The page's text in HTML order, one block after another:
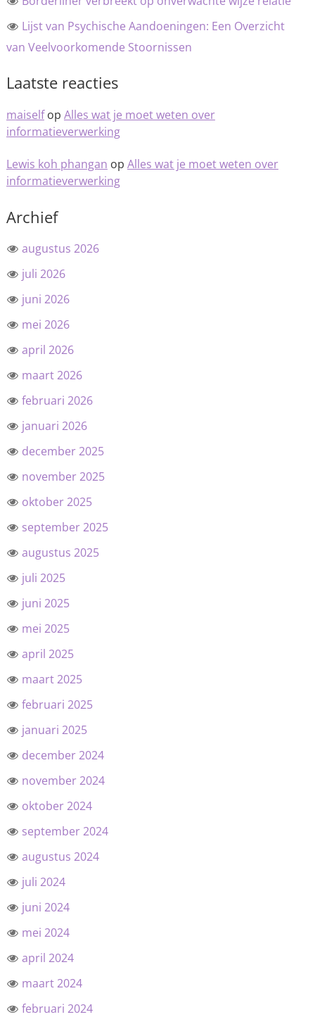
Lijst van Psychische Aandoeningen: Een Overzicht
van Veelvoorkomende Stoornissen
Laatste reacties
maiselfop Alles wat je moet weten over
informatieverwerking
Lewis koh phangan op Alles wat je moet weten over
informatieverwerking
Archief
augustus 2026
juli 2026
juni 2026
mei 2026
april 2026
maart 2026
februari 2026
januari 2026
december 2025
november 2025
oktober 2025
september 2025
augustus 2025
juli 2025
juni 2025
mei 2025
april 2025
maart 2025
februari 2025
januari 2025
december 2024
november 2024
oktober 2024
september 2024
augustus 2024
juli 2024
juni 2024
mei 2024
april 2024
maart 2024
februari 2024